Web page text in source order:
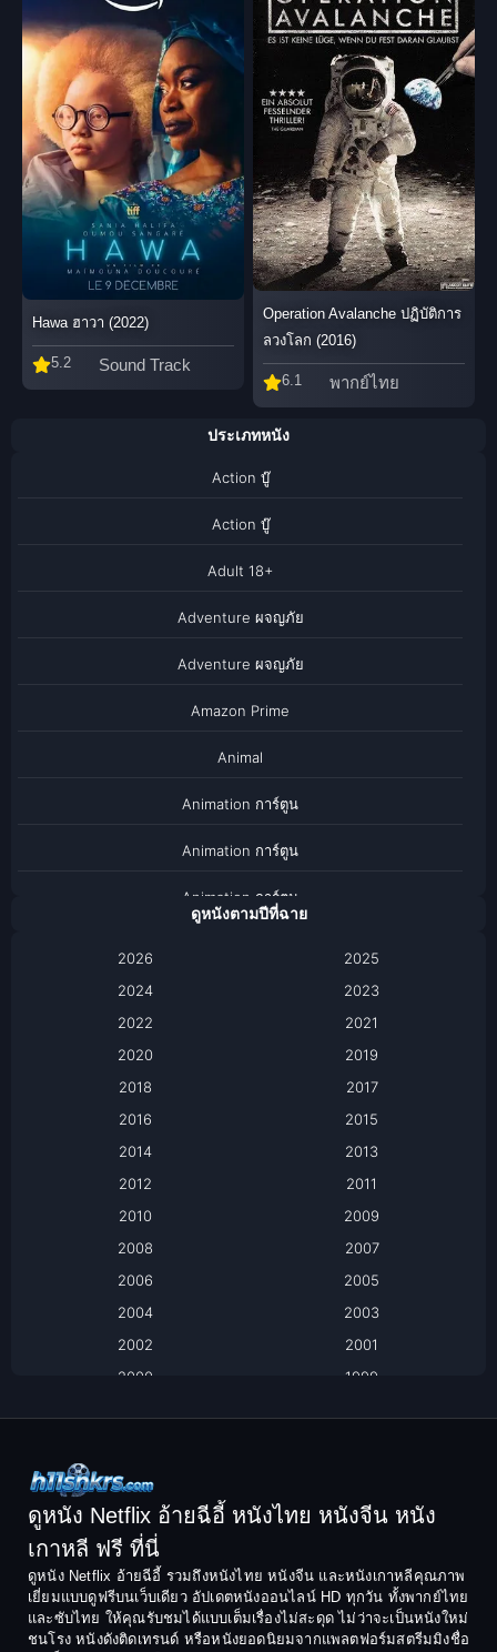
Hawa ฮาวา (2022)
5.2 Sound Track
Operation Avalanche ปฏิบัติการ
ลวงโลก (2016)
6.1 พากย์ไทย
ประเภทหนัง
Action บู๊
Action บู๊
Adult 18+
Adventure ผจญภัย
Adventure ผจญภัย
Amazon Prime
Animal
Animation การ์ตูน
Animation การ์ตูน
Animation การ์ตูน
Based on a True Story เรื่องจริง
Based on a True Story เรื่องจริง
Comedy ตลก
Coming-of-age ชีวิตวัยรุ่น
Crime อาชญากรรม
ดูหนังตามปีที่ฉาย
2026
2025
2024
2023
2022
2021
2020
2019
2018
2017
2016
2015
2014
2013
2012
2011
2010
2009
2008
2007
2006
2005
2004
2003
2002
2001
2000
1999
1994
1992
1991
1990
1988
1987
1986
1985
1984
1983
ดูหนัง Netflix อ้ายฉีอี้ หนังไทย หนังจีน หนัง
เกาหลี ฟรี ที่นี่
ดูหนัง Netflix อ้ายฉีอี้ รวมถึงหนังไทย หนังจีน และหนังเกาหลีคุณภาพ
เยี่ยมแบบดูฟรีบนเว็บเดียว อัปเดตหนังออนไลน์ HD ทุกวัน ทั้งพากย์ไทย
และซับไทย ให้คุณรับชมได้แบบเต็มเรื่องไม่สะดุด ไม่ว่าจะเป็นหนังใหม่
ชนโรง หนังดังติดเทรนด์ หรือหนังยอดนิยมจากแพลตฟอร์มสตรีมมิงชื่อ